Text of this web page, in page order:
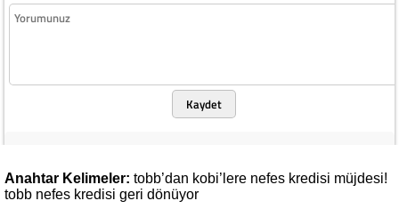
Kaydet
Anahtar Kelimeler: tobb’dan kobi’lere nefes kredisi müjdesi!
tobb nefes kredisi geri dönüyor